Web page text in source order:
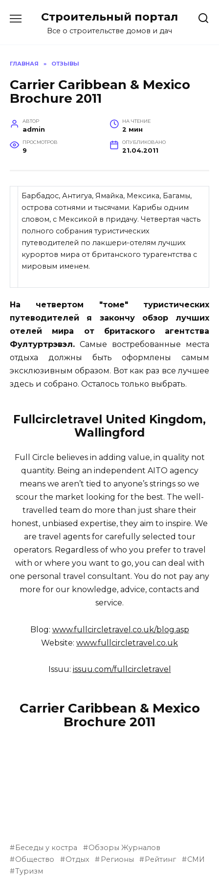
содержанию
Строительный портал
Все о строительстве домов и дач
ГЛАВНАЯ » ОТЗЫВЫ
Carrier Caribbean & Mexico
Brochure 2011
АВТОР
admin
НА ЧТЕНИЕ
2 мин
ПРОСМОТРОВ
9
ОПУБЛИКОВАНО
21.04.2011
Барбадос, Антигуа, Ямайка, Мексика, Багамы,
острова сотнями и тысячами. Карибы одним
словом, с Мексикой в придачу. Четвертая часть
полного собрания туристических
путеводителей по лакшери-отелям лучших
курортов мира от британского турагентства с
мировым именем.
На четвертом "томе" туристических
путеводителей я закончу обзор лучших
отелей мира от бритаского агентства
Фултуртрэвэл. Самые востребованные места
отдыха должны быть оформлены самым
эксклюзивным образом. Вот как раз все лучшее
здесь и собрано. Осталось только выбрать.
Fullcircletravel United Kingdom,
Wallingford
Full Circle believes in adding value, in quality not
quantity. Being an independent AITO agency
means we aren’t tied to anyone’s strings so we
scour the market looking for the best. The well-
travelled team do more than just share their
honest, unbiased expertise, they aim to inspire. We
are travel agents for carefully selected tour
operators. Regardless of who you prefer to travel
with or where you want to go, you can deal with
one personal travel consultant. You do not pay any
more for our knowledge, advice, contacts and
service.
Blog: www.fullcircletravel.co.uk/blog.asp
Website: www.fullcircletravel.co.uk
Issuu: issuu.com/fullcircletravel
Carrier Caribbean & Mexico
Brochure 2011
Беседы у костра
Обзоры Журналов
Общество
Отдых Регионы Рейтинг
СМИ
Туризм